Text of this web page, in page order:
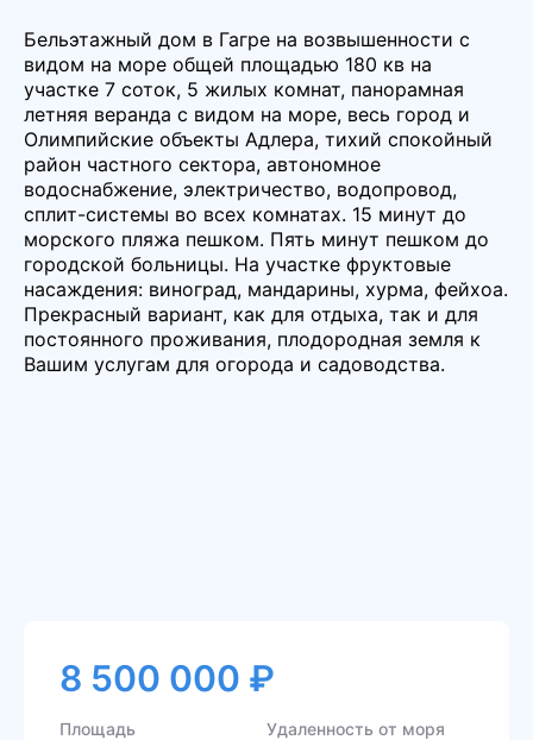
Бельэтажный дом в Гагре на возвышенности с
видом на море общей площадью 180 кв на
участке 7 соток, 5 жилых комнат, панорамная
летняя веранда с видом на море, весь город и
Олимпийские объекты Адлера, тихий спокойный
район частного сектора, автономное
водоснабжение, электричество, водопровод,
сплит-системы во всех комнатах. 15 минут до
морского пляжа пешком. Пять минут пешком до
городской больницы. На участке фруктовые
насаждения: виноград, мандарины, хурма, фейхоа.
Прекрасный вариант, как для отдыха, так и для
постоянного проживания, плодородная земля к
Вашим услугам для огорода и садоводства.
8 500 000 ₽
Площадь Удаленность от моря